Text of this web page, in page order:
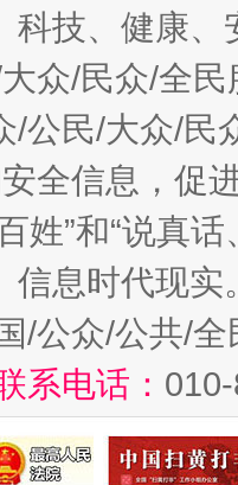
科技、健康
众/民众/全
/公民/大众/民
全信息，促
姓”和“说真
信息时代现实
/公众/公共/
系电话：